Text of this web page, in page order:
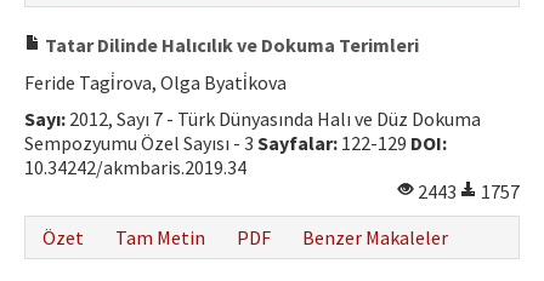
Tatar Dilinde Halıcılık ve Dokuma Terimleri
Feride Tagi̇rova, Olga Byati̇kova
Sayı: 2012, Sayı 7 - Türk Dünyasında Halı ve Düz Dokuma
Sempozyumu Özel Sayısı - 3 Sayfalar: 122-129 DOI:
10.34242/akmbaris.2019.34
2443
1757
Özet
Tam Metin PDF Benzer Makaleler